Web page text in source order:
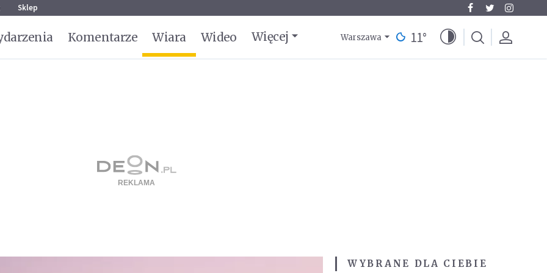
Sklep
Komentarze Wiara Wideo Więcej Warszawa 11°
WYBRANE DLA CIEBIE